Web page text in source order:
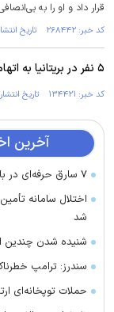
قرار داد و او را به
کد خبر: ۲۶۸۴۴۲ تاریخ انتشار : ۱۳۹۳/۰۸/۰۵
۵ نفر در بریتانیا به اتهام برده‌داری بازداشت شدند
کد خبر: ۱۳۴۴۲۱ تاریخ انتشار : ۱۳۹۰/۰۶/۲۰
آخرین
۷ سارق حرفه‌ای در بابل دستگیر شدند
اختلال سامانه
شد
شنیده شدن چندین
سندرز: ترامپ
حملات توپخانه‌ای